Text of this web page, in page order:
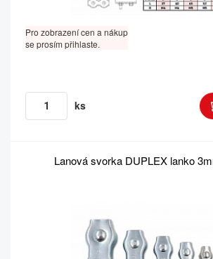
Pro zobrazení cen a nákup
se prosím přihlaste.
ks
Lanová svorka DUPLEX lanko